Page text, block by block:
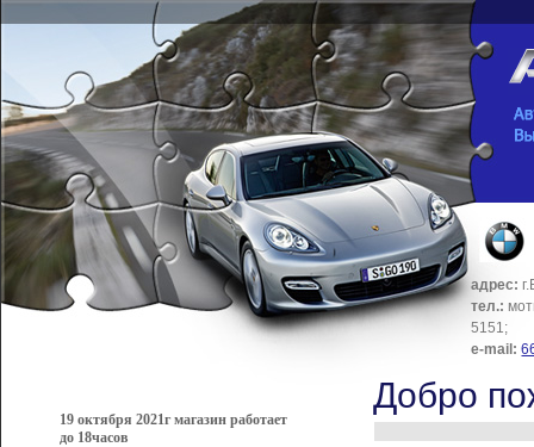
адрес:
тел.:
5151;
e-mail:
19 октября 2021г магазин работает
до 18часов
Добро